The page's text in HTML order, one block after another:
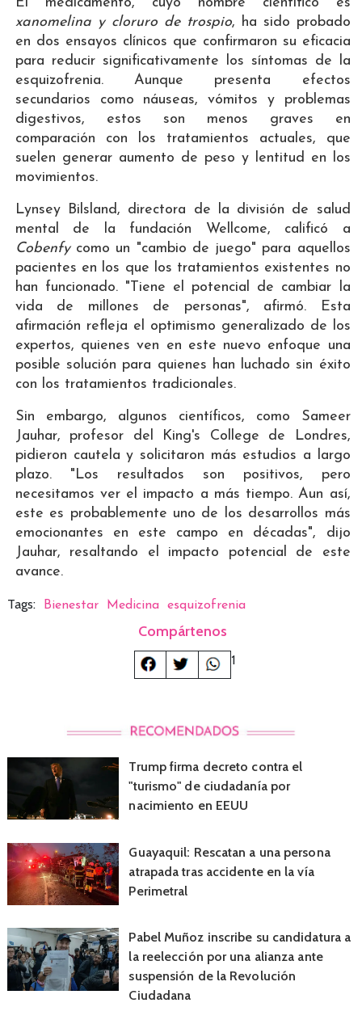
xanomelina y cloruro de trospio, ha sido probado
en dos ensayos clínicos que confirmaron su eficacia
para reducir significativamente los síntomas de la
esquizofrenia. Aunque presenta efectos
secundarios como náuseas, vómitos y problemas
digestivos, estos son menos graves en
comparación con los tratamientos actuales, que
suelen generar aumento de peso y lentitud en los
movimientos.
Lynsey Bilsland, directora de la división de salud
mental de la fundación Wellcome, calificó a
Cobenfycomo un "cambio de juego" para aquellos
pacientes en los que los tratamientos existentes no
han funcionado. "Tiene el potencial de cambiar la
vida de millones de personas", afirmó. Esta
afirmación refleja el optimismo generalizado de los
expertos, quienes ven en este nuevo enfoque una
posible solución para quienes han luchado sin éxito
con los tratamientos tradicionales.
Sin embargo, algunos científicos, como Sameer
Jauhar, profesor del King's College de Londres,
pidieron cautela y solicitaron más estudios a largo
plazo. "Los resultados son positivos, pero
necesitamos ver el impacto a más tiempo. Aun así,
este es probablemente uno de los desarrollos más
emocionantes en este campo en décadas", dijo
Jauhar, resaltando el impacto potencial de este
avance.
Tags: Bienestar Medicina esquizofrenia
Compártenos
1
Trump firma decreto contra el
"turismo" de ciudadanía por
nacimiento en EEUU
Guayaquil: Rescatan a una persona
atrapada tras accidente en la vía
Perimetral
Pabel Muñoz inscribe su candidatura a
la reelección por una alianza ante
suspensión de la Revolución
Ciudadana